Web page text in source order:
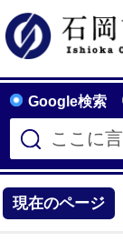
Google検索
現在のページ